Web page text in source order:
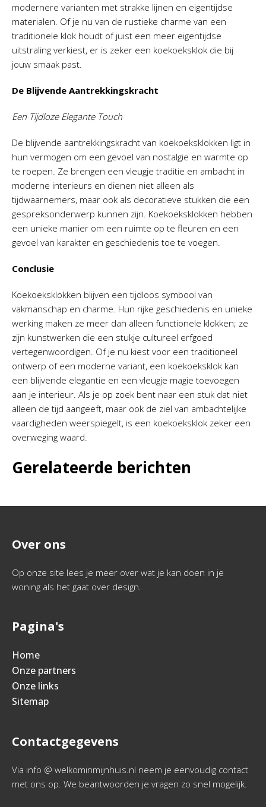
modernere varianten met strakke lijnen en eigentijdse
materialen. Of je nu van de rustieke charme van een
traditionele klok houdt of juist een meer eigentijdse
uitstraling verkiest, er is zeker een koekoeksklok die bij
jouw smaak past.
De Blijvende Aantrekkingskracht
Een Tijdloze Elegante Touch
De blijvende aantrekkingskracht van koekoeksklokken ligt in
hun vermogen om een gevoel van nostalgie en warmte op
te roepen. Ze brengen een vleugje traditie en ambacht in
moderne interieurs en dienen niet alleen als
tijdwaarnemers, maar ook als decoratieve stukken die een
gespreksonderwerp kunnen zijn. Koekoeksklokken hebben
een unieke manier om een ruimte op te fleuren en een
gevoel van karakter en geschiedenis toe te voegen.
Conclusie
Koekoeksklokken blijven een tijdloos symbool van
vakmanschap en charme. Hun rijke geschiedenis en unieke
werking maken ze meer dan alleen functionele klokken; ze
zijn kunstwerken die een stukje cultureel erfgoed
vertegenwoordigen. Of je nu kiest voor een traditioneel
ontwerp of een moderne variant, een koekoeksklok kan
een blijvende elegantie en een vleugje magie toevoegen
aan je interieur. Als je op zoek bent naar een stuk dat niet
alleen de tijd aangeeft, maar ook de ziel van ambachtelijke
vaardigheden weerspiegelt, is een koekoeksklok zeker een
overweging waard.
Gerelateerde berichten
Over ons
Op onze site lees je meer over wat je kan doen in je
woning als het gaat over design.
Pagina's
Home
Onze partners
Onze links
Sitemap
Contactgegevens
Via info @ welkominmijnhuis.nl neem je eenvoudig contact
met ons op. We beantwoorden je vragen zo snel mogelijk.